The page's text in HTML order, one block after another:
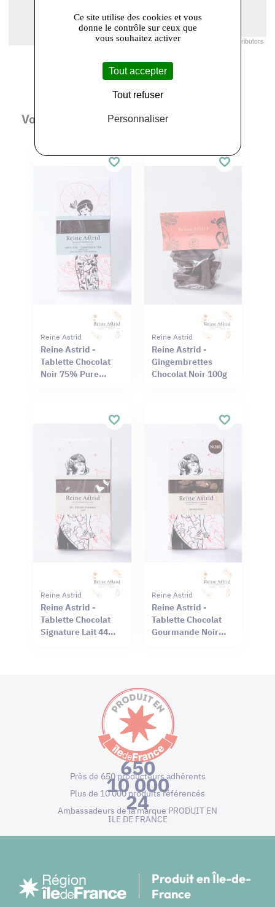
© Openstreetmap France | © contributors
Vous aimerez aussi
Reine Astrid
Reine Astrid -
Tablette Chocolat
Noir 75% Pure
Reine Astrid
Reine Astrid -
Gingembrettes
Chocolat Noir 100g
Reine Astrid
Reine Astrid -
Tablette Chocolat
Signature Lait 44%
Reine Astrid
Reine Astrid -
Tablette Chocolat
Gourmande Noir
650
Près de 650 producteurs adhérents
10 000
Plus de 10 000 produits référencés
24
Ambassadeurs de la marque PRODUIT EN
ILE DE FRANCE
Produit en Île-de-
France
Ce site utilise des cookies et vous
donne le contrôle sur ceux que
vous souhaitez activer
Tout accepter
Tout refuser
Personnaliser